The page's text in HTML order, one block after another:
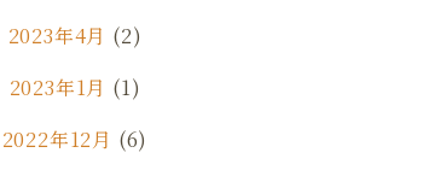
2023年4月 (2)
2023年1月 (1)
2022年12月 (6)